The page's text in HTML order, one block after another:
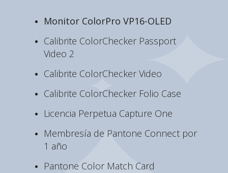
Monitor ColorPro VP16-OLED
Calibrite ColorChecker Passport
Video 2
Calibrite ColorChecker Video
Calibrite ColorChecker Folio Case
Licencia Perpetua Capture One
Membresía de Pantone Connect por
1 año
Pantone Color Match Card